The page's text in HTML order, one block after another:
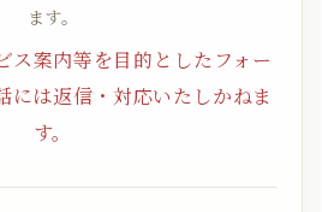
ます。
ス案内等を目的としたフォー
には返信・対応いたしかねま
す。